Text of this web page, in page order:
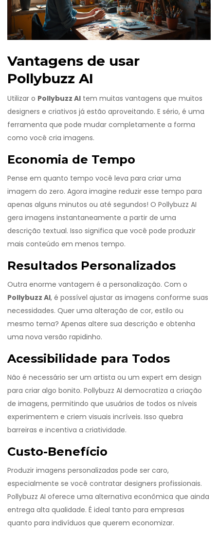
Vantagens de usar
Pollybuzz AI
Utilizar o Pollybuzz AI tem muitas vantagens que muitos
designers e criativos já estão aproveitando. E sério, é uma
ferramenta que pode mudar completamente a forma
como você cria imagens.
Economia de Tempo
Pense em quanto tempo você leva para criar uma
imagem do zero. Agora imagine reduzir esse tempo para
apenas alguns minutos ou até segundos! O Pollybuzz AI
gera imagens instantaneamente a partir de uma
descrição textual. Isso significa que você pode produzir
mais conteúdo em menos tempo.
Resultados Personalizados
Outra enorme vantagem é a personalização. Com o
Pollybuzz AI, é possível ajustar as imagens conforme suas
necessidades. Quer uma alteração de cor, estilo ou
mesmo tema? Apenas altere sua descrição e obtenha
uma nova versão rapidinho.
Acessibilidade para Todos
Não é necessário ser um artista ou um expert em design
para criar algo bonito. Pollybuzz AI democratiza a criação
de imagens, permitindo que usuários de todos os níveis
experimentem e criem visuais incríveis. Isso quebra
barreiras e incentiva a criatividade.
Custo-Benefício
Produzir imagens personalizadas pode ser caro,
especialmente se você contratar designers profissionais.
Pollybuzz AI oferece uma alternativa econômica que ainda
entrega alta qualidade. É ideal tanto para empresas
quanto para indivíduos que querem economizar.